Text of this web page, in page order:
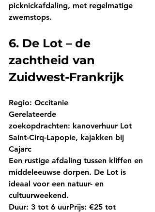
picknickafdaling, met regelmatige
zwemstops.
6. De Lot – de
zachtheid van
Zuidwest-Frankrijk
Regio: Occitanie
Gerelateerde
zoekopdrachten: kanoverhuur Lot
Saint-Cirq-Lapopie, kajakken bij
Cajarc
Een rustige afdaling tussen kliffen en
middeleeuwse dorpen. De Lot is
ideaal voor een natuur- en
cultuurweekend.
Duur: 3 tot 6 uurPrijs: €25 tot